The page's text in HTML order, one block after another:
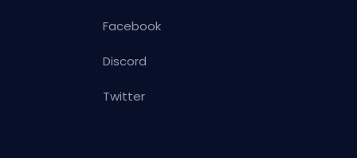
Facebook
Discord
Twitter